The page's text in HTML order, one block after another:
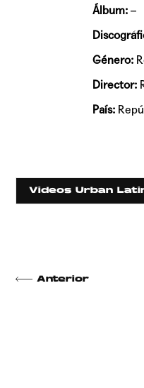
Álbum:–
Género:
Director:
País:
Videos Urban
Anterior